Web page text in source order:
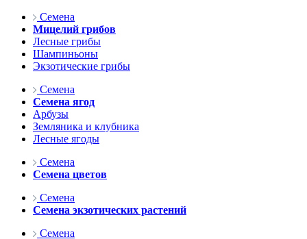
Семена
Мицелий грибов
Лесные грибы
Шампиньоны
Экзотические грибы
Семена
Семена ягод
Арбузы
Земляника и клубника
Лесные ягоды
Семена
Семена цветов
Семена
Семена экзотических растений
Семена